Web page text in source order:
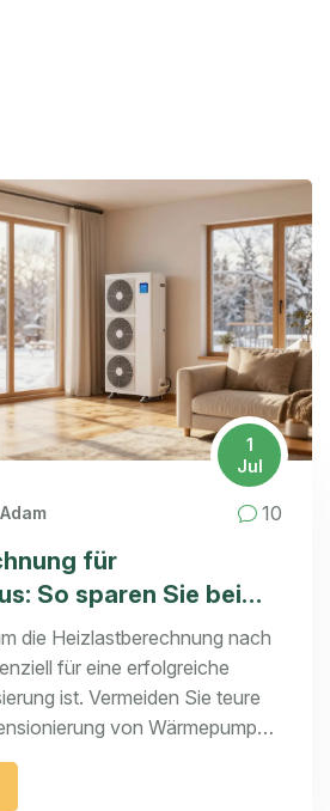
1
Jul
10
für
So sparen Sie bei
die Heizlastberechnung nach
für eine erfolgreiche
ist. Vermeiden Sie teure
von Wärmepumpen
Energie.